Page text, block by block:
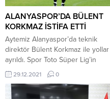
ALANYASPOR’DA BÜLENT
KORKMAZ İSTİFA ETTİ
Aytemiz Alanyaspor’da teknik
direktör Bülent Korkmaz ile yollar
ayrıldı. Spor Toto Süper Lig’in
4’üncü haftasında Aytemiz
Alanyaspor’un başına geçen
Bülent Korkmaz, son haftalarda
29.12.2021 0